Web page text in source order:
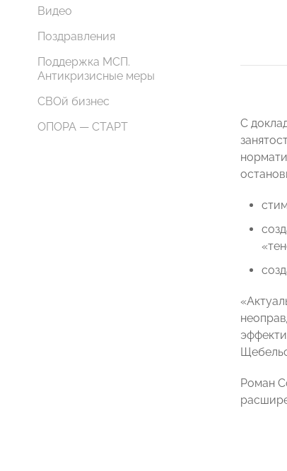
Видео
Поздравления
Поддержка МСП.
Антикризисные меры
СВОй бизнес
ОПОРА — СТАРТ
С
Роман